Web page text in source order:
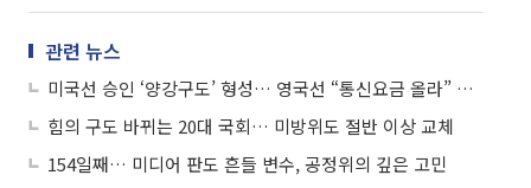
관련 뉴스
미국선 승인 ‘양강구도’ 형성… 영국선 “통신요금 올라” 반대
힘의 구도 바뀌는 20대 국회… 미방위도 절반 이상 교체
154일째… 미디어 판도 흔들 변수, 공정위의 깊은 고민